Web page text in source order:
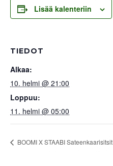
Lisää kalenteriin
TIEDOT
Alkaa:
10. helmi @ 21:00
Loppuu:
11. helmi @ 05:00
BOOMI X STAABI Sateenkaarisitsit